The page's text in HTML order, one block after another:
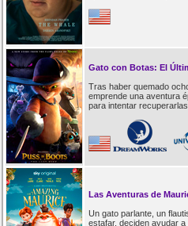
Gato con Botas: El
Tras haber quemado
emprende una aventura
para intentar recuperarlas.
Las Aventuras de
Un gato parlante, un
estafar, deciden ayudar